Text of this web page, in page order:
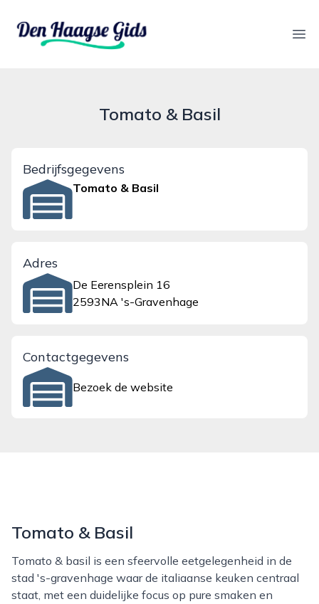
denhaagsegids.nl
Tomato & Basil
Bedrijfsgegevens
Tomato & Basil
Adres
De Eerensplein 16
2593NA 's-Gravenhage
Contactgegevens
Bezoek de website
Tomato & Basil
Tomato & basil is een sfeervolle eetgelegenheid in de
stad 's-gravenhage waar de italiaanse keuken centraal
staat, met een duidelijke focus op pure smaken en